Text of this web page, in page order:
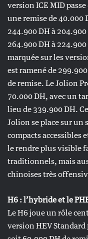
version ICE MID
une remise de 40.000
244.900 DH à 204.900
264.900 DH à
marquée sur les
est ramené de
de remise. Le Jolion
70.000 DH, avec un
lieu de 339.900 DH.
Jolion se place sur un
compacts accessibles
le rendre plus visible
traditionnels, mais
chinoises très
H6 : l’hybride et le
Le H6 joue un rôle
version HEV Standard